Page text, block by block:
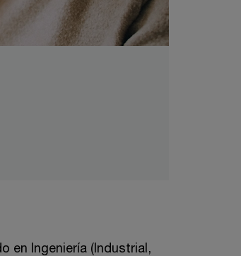
en Ingeniería (Industrial,